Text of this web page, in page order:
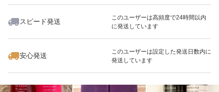
スピード発送
このユーザーは高頻度で24時間以内
に発送しています
安心発送
このユーザーは設定した発送日数内に
発送しています